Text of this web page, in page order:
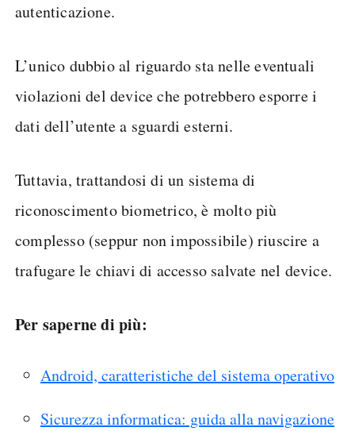
autenticazione.
L’unico dubbio al riguardo sta nelle eventuali
violazioni del device che potrebbero esporre i
dati dell’utente a sguardi esterni.
Tuttavia, trattandosi di un sistema di
riconoscimento biometrico, è molto più
complesso (seppur non impossibile) riuscire a
trafugare le chiavi di accesso salvate nel device.
Per saperne di più:
Android, caratteristiche del sistema operativo
Sicurezza informatica: guida alla navigazione